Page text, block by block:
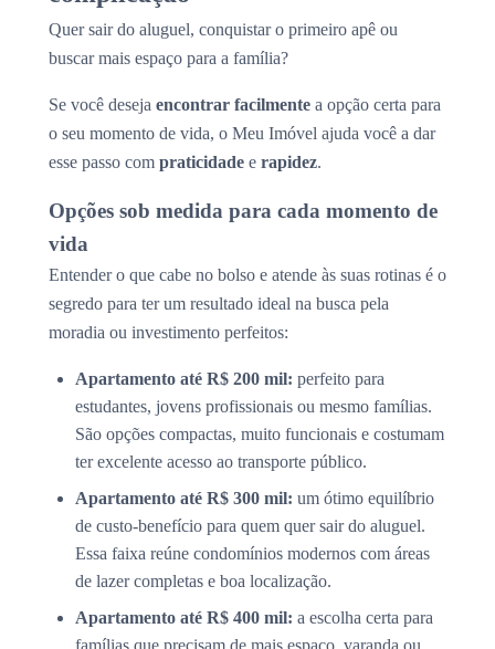
Quer sair do aluguel, conquistar o primeiro apê ou
buscar mais espaço para a família?
Se você deseja encontrar facilmente a opção certa para
o seu momento de vida, o Meu Imóvel ajuda você a dar
esse passo com praticidade e rapidez.
Opções sob medida para cada momento de
vida
Entender o que cabe no bolso e atende às suas rotinas é o
segredo para ter um resultado ideal na busca pela
moradia ou investimento perfeitos:
Apartamento até R$ 200 mil: perfeito para
estudantes, jovens profissionais ou mesmo famílias.
São opções compactas, muito funcionais e costumam
ter excelente acesso ao transporte público.
Apartamento até R$ 300 mil: um ótimo equilíbrio
de custo-benefício para quem quer sair do aluguel.
Essa faixa reúne condomínios modernos com áreas
de lazer completas e boa localização.
Apartamento até R$ 400 mil: a escolha certa para
famílias que precisam de mais espaço, varanda ou